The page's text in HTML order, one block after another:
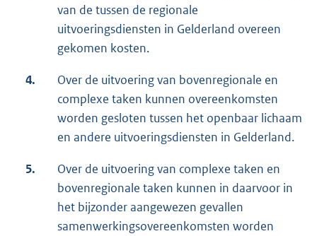
van de tussen de regionale
uitvoeringsdiensten in Gelderland overeen
gekomen kosten.
4.
Over de uitvoering van bovenregionale en
complexe taken kunnen overeenkomsten
worden gesloten tussen het openbaar lichaam
en andere uitvoeringsdiensten in Gelderland.
5.
Over de uitvoering van complexe taken en
bovenregionale taken kunnen in daarvoor in
het bijzonder aangewezen gevallen
samenwerkingsovereenkomsten worden